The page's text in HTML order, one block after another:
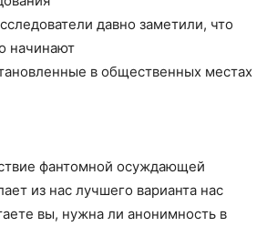
давно заметили, что
начинают
в общественных местах
фантомной осуждающей
из нас лучшего варианта нас
вы, нужна ли анонимность в